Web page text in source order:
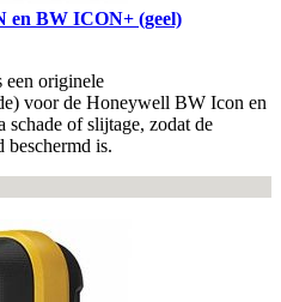
en BW ICON+ (geel)
originele
voor de Honeywell BW Icon en
of slijtage, zodat de
beschermd is.